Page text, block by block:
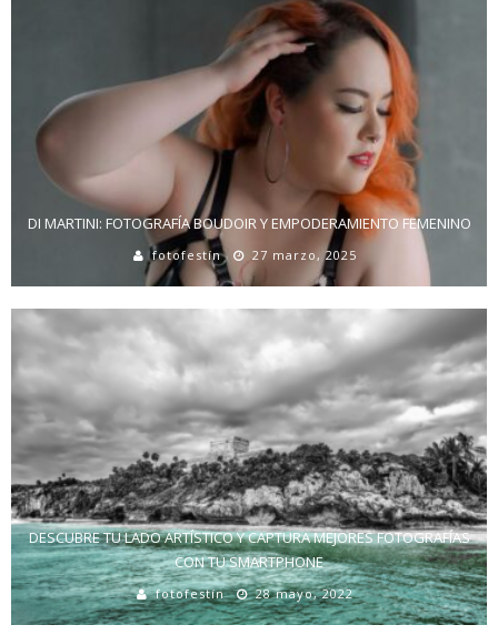
DI MARTINI: FOTOGRAFÍA BOUDOIR Y EMPODERAMIENTO FEMENINO
fotofestín 27 marzo, 2025
DESCUBRE TU LADO ARTÍSTICO Y CAPTURA MEJORES FOTOGRAFÍAS
CON TU SMARTPHONE
fotofestín 28 mayo, 2022